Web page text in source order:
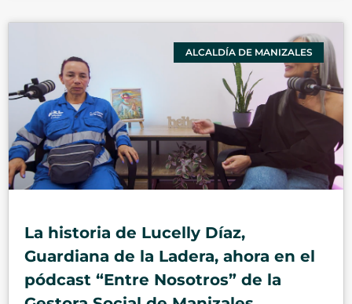
ALCALDÍA DE MANIZALES
La historia de Lucelly Díaz,
Guardiana de la Ladera, ahora en el
pódcast “Entre Nosotros” de la